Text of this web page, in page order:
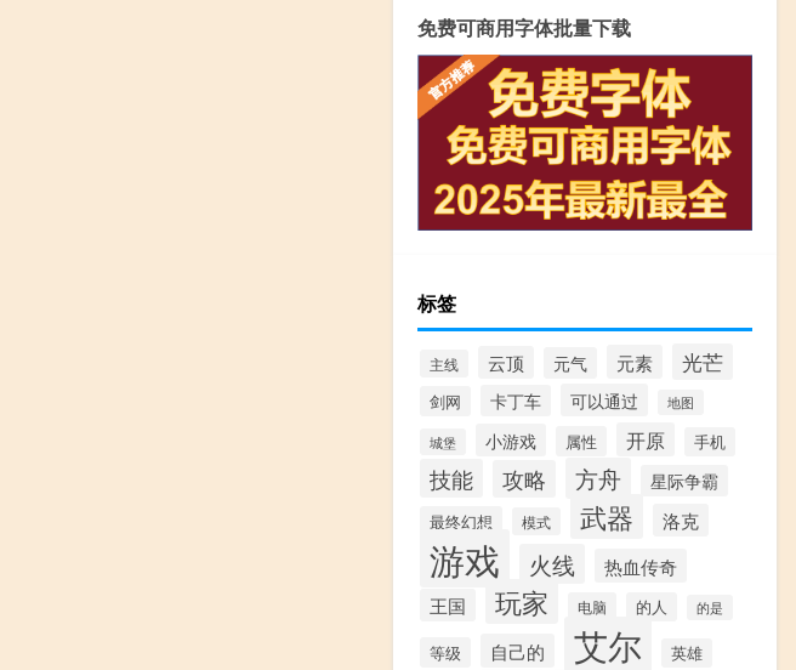
免费可商用字体批量下载
标签
主线 云顶 元气 元素 光芒
剑网 卡丁车 可以通过 地图
城堡 小游戏 属性 开原 手机
技能 攻略 方舟 星际争霸
最终幻想 模式 武器 洛克
游戏 火线 热血传奇
王国 玩家 电脑 的人 的是
等级 自己的 艾尔 英雄